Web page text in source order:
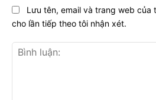
Lưu tên, email và trang web
cho lần tiếp theo tôi nhận xét.